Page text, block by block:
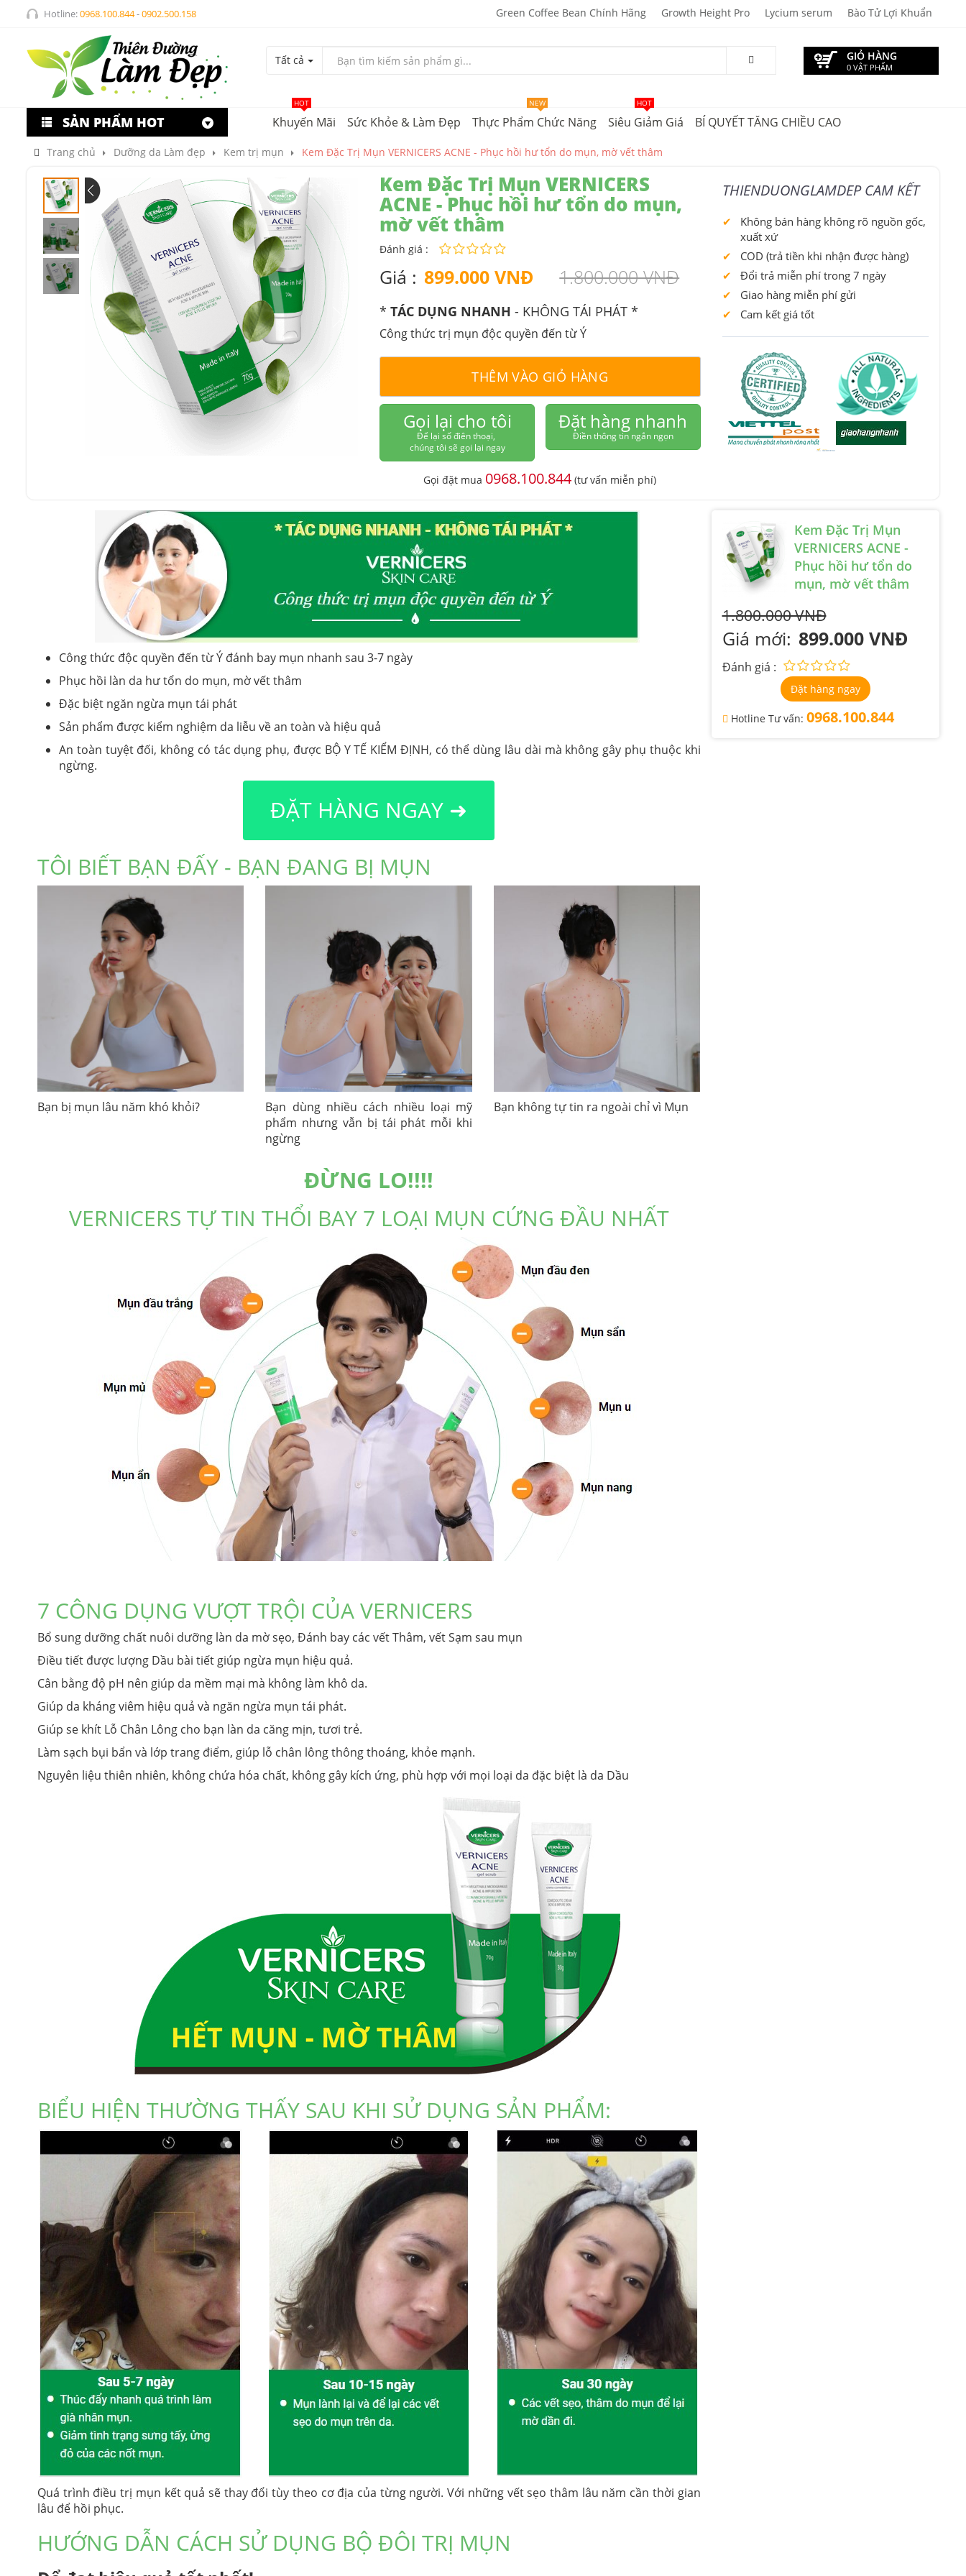
Hotline:0968.100.844-0902.500.158 Green Coffee Bean Chính Hãng Growth Height Pro Lycium serum Bào Tử Lợi Khuẩn
Tất cả GIỎ HÀNG
0 VẬT PHẨM
Khuyến Mãi
HOT
Sức Khỏe & Làm Đẹp Thực Phẩm Chức Năng
NEW
Siêu Giảm Giá
HOT
BÍ QUYẾT TĂNG CHIỀU CAO
SẢN PHẨM HOT
Trang chủ Dưỡng da Làm đẹp Kem trị mụn Kem Đặc Trị Mụn VERNICERS ACNE - Phục hồi hư tổn do mụn, mờ vết thâm
Kem Đặc Trị Mụn VERNICERS
ACNE - Phục hồi hư tổn do mụn,
mờ vết thâm
Đánh giá :
Giá : 899.000 VNĐ 1.800.000 VNĐ
*TÁC DỤNG NHANH - KHÔNG TÁI PHÁT *
Công thức trị mụn độc quyền đến từ Ý
THÊM VÀO GIỎ HÀNG
Gọi lại cho tôi
Để lại số điên thoại,
chúng tôi sẽ gọi lại ngay
Đặt hàng nhanh
Điền thông tin ngắn ngọn
Gọi đặt mua 0968.100.844 (tư vấn miễn phí)
THIENDUONGLAMDEP CAM KẾT
Không bán hàng không rõ nguồn gốc,
xuất xứ
COD (trả tiền khi nhận được hàng)
Đổi trả miễn phí trong 7 ngày
Giao hàng miễn phí gửi
Cam kết giá tốt
Công thức độc quyền đến từ Ý đánh bay mụn nhanh sau 3-7 ngày
Phục hồi làn da hư tổn do mụn, mờ vết thâm
Đặc biệt ngăn ngừa mụn tái phát
Sản phẩm được kiểm nghiệm da liễu về an toàn và hiệu quả
An toàn tuyệt đối, không có tác dụng phụ, được BỘ Y TẾ KIỂM ĐỊNH, có thể dùng lâu dài mà không gây phụ thuộc khi
ngừng.
ĐẶT HÀNG NGAY ➜
TÔI BIẾT BẠN ĐẤY - BẠN ĐANG BỊ MỤN
Bạn bị mụn lâu năm khó khỏi?
Bạn dùng nhiều cách nhiều loại mỹ
phẩm nhưng vẫn bị tái phát mỗi khi
ngừng
Bạn không tự tin ra ngoài chỉ vì Mụn
ĐỪNG LO!!!!
VERNICERS TỰ TIN THỔI BAY 7 LOẠI MỤN CỨNG ĐẦU NHẤT
7 CÔNG DỤNG VƯỢT TRỘI CỦA VERNICERS
Bổ sung dưỡng chất nuôi dưỡng làn da mờ sẹo, Đánh bay các vết Thâm, vết Sạm sau mụn
Điều tiết được lượng Dầu bài tiết giúp ngừa mụn hiệu quả.
Cân bằng độ pH nên giúp da mềm mại mà không làm khô da.
Giúp da kháng viêm hiệu quả và ngăn ngừa mụn tái phát.
Giúp se khít Lỗ Chân Lông cho bạn làn da căng mịn, tươi trẻ.
Làm sạch bụi bẩn và lớp trang điểm, giúp lỗ chân lông thông thoáng, khỏe mạnh.
Nguyên liệu thiên nhiên, không chứa hóa chất, không gây kích ứng, phù hợp với mọi loại da đặc biệt là da Dầu
BIỂU HIỆN THƯỜNG THẤY SAU KHI SỬ DỤNG SẢN PHẨM:
Quá trình điều trị mụn kết quả sẽ thay đổi tùy theo cơ địa của từng người. Với những vết sẹo thâm lâu năm cần thời gian
lâu để hồi phục.
HƯỚNG DẪN CÁCH SỬ DỤNG BỘ ĐÔI TRỊ MỤN
Kem Đặc Trị Mụn
VERNICERS ACNE -
Phục hồi hư tổn do
mụn, mờ vết thâm
1.800.000 VNĐ
Giá mới: 899.000 VNĐ
Đánh giá :
Đặt hàng ngay
Hotline Tư vấn: 0968.100.844